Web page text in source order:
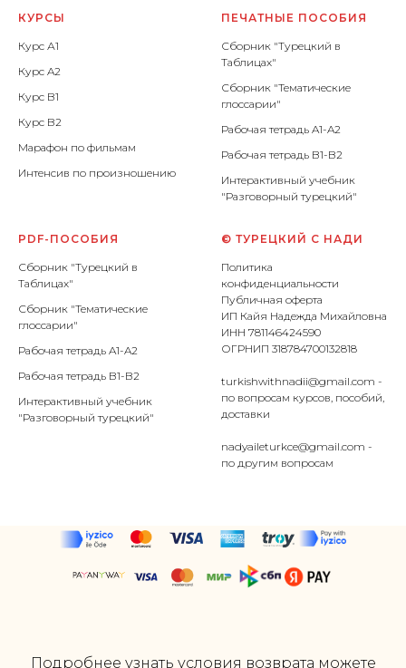
КУРСЫ
Курс А1
Курс A2
Курс B1
Курс B2
Марафон по фильмам
Интенсив по произношению
ПЕЧАТНЫЕ ПОСОБИЯ
Сборник "Турецкий в
Таблицах"
Сборник "Тематические
глоссарии"
Рабочая тетрадь A1-A2
Рабочая тетрадь B1-B2
Интерактивный учебник
"Разговорный турецкий"
PDF-ПОСОБИЯ
Сборник "Турецкий в
Таблицах"
Сборник "Тематические
глоссарии"
Рабочая тетрадь A1-A2
Рабочая тетрадь B1-B2
Интерактивный учебник
"Разговорный турецкий"
© ТУРЕЦКИЙ С НАДИ
Политика
конфиденциальности
Публичная оферта
ИП Кайя Надежда Михайловна
ИНН 781146424590
ОГРНИП 318784700132818
turkishwithnadii@gmail.com -
по вопросам курсов, пособий,
доставки
nadyaileturkce@gmail.com -
по другим вопросам
Подробнее узнать условия возврата можете